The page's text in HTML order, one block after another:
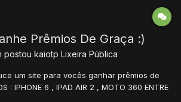
Prêmios De Graça :)
postou kaiotp Lixeira Pública
um site para vocês ganhar prêmios de
: IPHONE 6 , IPAD AIR 2 , MOTO 360 ENTRE